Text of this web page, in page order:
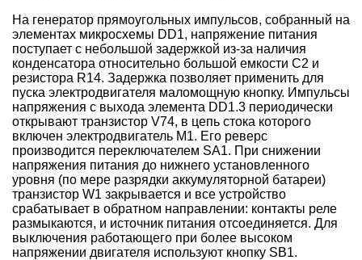
На генератор прямоугольных импульсов, собранный на
элементах микросхемы DD1, напряжение питания
поступает с небольшой задержкой из-за наличия
конденсатора относительно большой емкости С2 и
резистора R14. Задержка позволяет применить для
пуска электродвигателя маломощную кнопку. Импульсы
напряжения c выхода элемента DD1.3 периодически
открывают транзистор V74, в цепь стока которого
включен электродвигатель M1. Его реверс
производится переключателем SA1. При снижении
напряжения питания до нижнего установленного
уровня (по мере разрядки аккумуляторной батареи)
транзистор W1 закрывается и все устройство
срабатывает в обратном направлении: контакты реле
размыкаются, и источник питания отсоединяется. Для
выключения работающего при более высоком
напряжении двигателя используют кнопку SB1.